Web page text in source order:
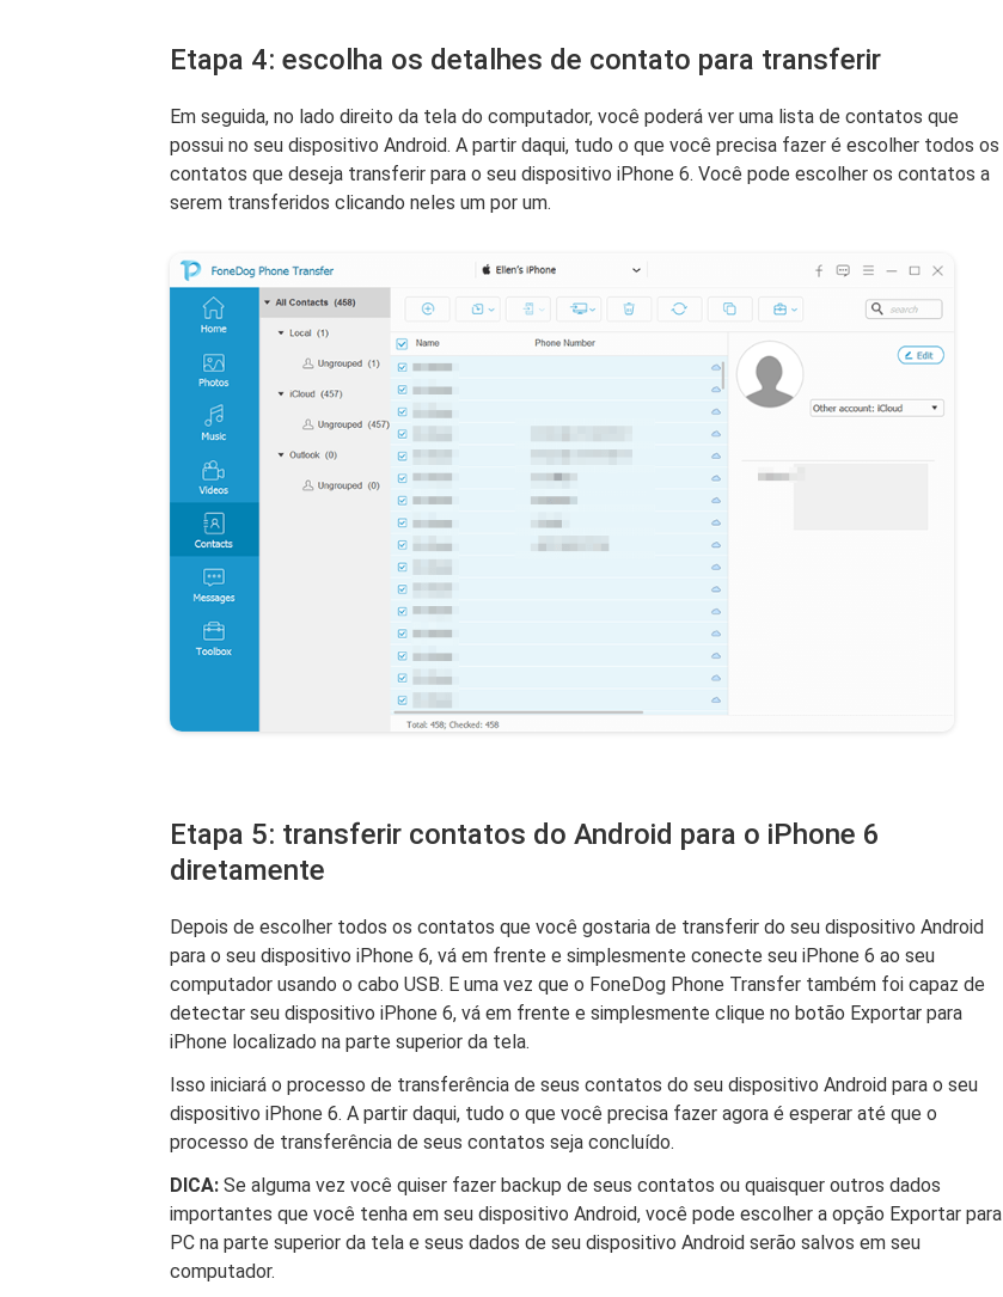
Etapa 4: escolha os detalhes de contato para transferir
Em seguida, no lado direito da tela do computador, você poderá ver uma lista de contatos que
possui no seu dispositivo Android. A partir daqui, tudo o que você precisa fazer é escolher todos os
contatos que deseja transferir para o seu dispositivo iPhone 6. Você pode escolher os contatos a
serem transferidos clicando neles um por um.
Etapa 5: transferir contatos do Android para o iPhone 6
diretamente
Depois de escolher todos os contatos que você gostaria de transferir do seu dispositivo Android
para o seu dispositivo iPhone 6, vá em frente e simplesmente conecte seu iPhone 6 ao seu
computador usando o cabo USB. E uma vez que o FoneDog Phone Transfer também foi capaz de
detectar seu dispositivo iPhone 6, vá em frente e simplesmente clique no botão Exportar para
iPhone localizado na parte superior da tela.
Isso iniciará o processo de transferência de seus contatos do seu dispositivo Android para o seu
dispositivo iPhone 6. A partir daqui, tudo o que você precisa fazer agora é esperar até que o
processo de transferência de seus contatos seja concluído.
DICA: Se alguma vez você quiser fazer backup de seus contatos ou quaisquer outros dados
importantes que você tenha em seu dispositivo Android, você pode escolher a opção Exportar para
PC na parte superior da tela e seus dados de seu dispositivo Android serão salvos em seu
computador.